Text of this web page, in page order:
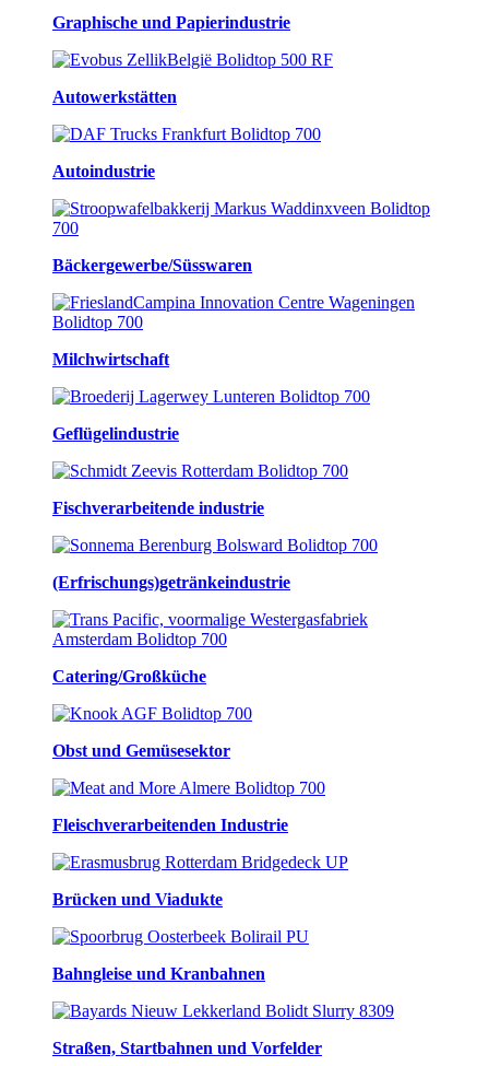
Graphische und Papierindustrie
Autowerkstätten
Autoindustrie
Bäckergewerbe/Süsswaren
Milchwirtschaft
Geflügelindustrie
Fischverarbeitende industrie
(Erfrischungs)getränkeindustrie
Catering/Großküche
Obst und Gemüsesektor
Fleischverarbeitenden Industrie
Brücken und Viadukte
Bahngleise und Kranbahnen
Straßen, Startbahnen und Vorfelder